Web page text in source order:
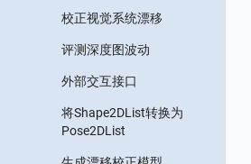
校正视觉系统漂移
评测深度图波动
外部交互接口
将Shape2DList转换为
Pose2DList